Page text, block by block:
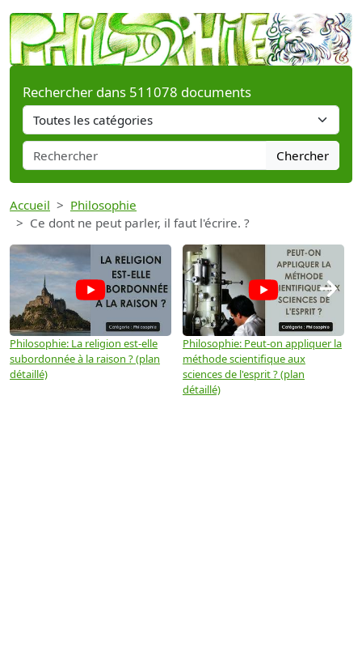
Rechercher dans 511078 documents
Chercher
Accueil
Philosophie
Ce dont ne peut parler, il faut l'écrire. ?
Philosophie: La religion est-elle
subordonnée à la raison ? (plan
détaillé)
Philosophie: Peut-on appliquer la
méthode scientifique aux
sciences de l'esprit ? (plan
détaillé)
→